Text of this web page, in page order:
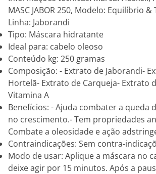
MASC JABOR 250, Modelo: Equilíbrio
Linha: Jaborandi
Tipo: Máscara hidratante
Ideal para: cabelo oleoso
Conteúdo kg: 250 gramas
Composição: - Extrato de Jaborandi-
Hortelã- Extrato de Carqueja- Extrato
Vitamina A
Benefícios: - Ajuda combater a queda
no crescimento.- Tem propriedades
Combate a oleosidade e ação
Contraindicações: Sem contra-
Modo de usar: Aplique a máscara no
deixe agir por 15 minutos. Após a